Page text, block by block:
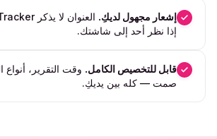
إشعار مجهول لديكِ.
إذا نظر أحد إلى شاشتك.
قابل للتخصيص الكامل. وقت التقرير، أنواع
صمت — كله بين يديكِ.